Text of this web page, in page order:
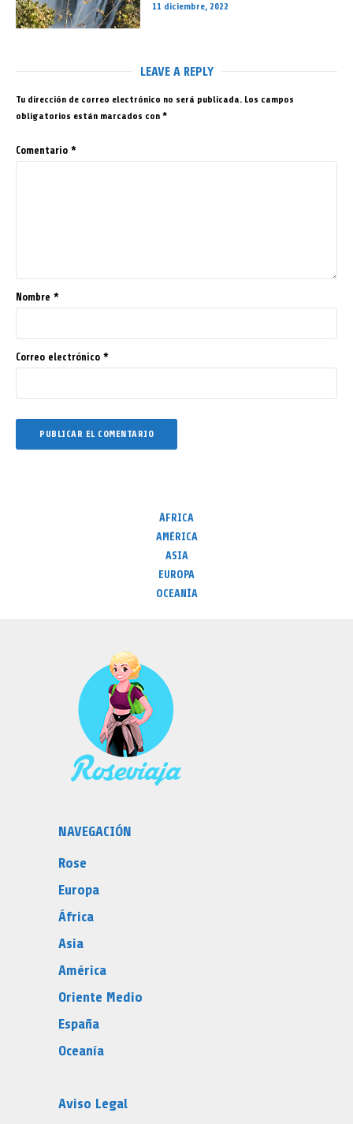
11 diciembre, 2022
LEAVE A REPLY
Tu dirección de correo electrónico no será publicada. Los campos
obligatorios están marcados con *
Comentario *
Nombre *
Correo electrónico *
ÁFRICA
AMÉRICA
ASIA
EUROPA
OCEANÍA
NAVEGACIÓN
Rose
Europa
África
Asia
América
Oriente Medio
España
Oceanía
Aviso Legal